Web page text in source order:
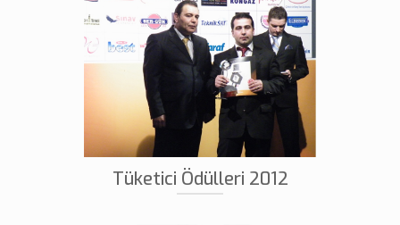
Tüketici Ödülleri 2012